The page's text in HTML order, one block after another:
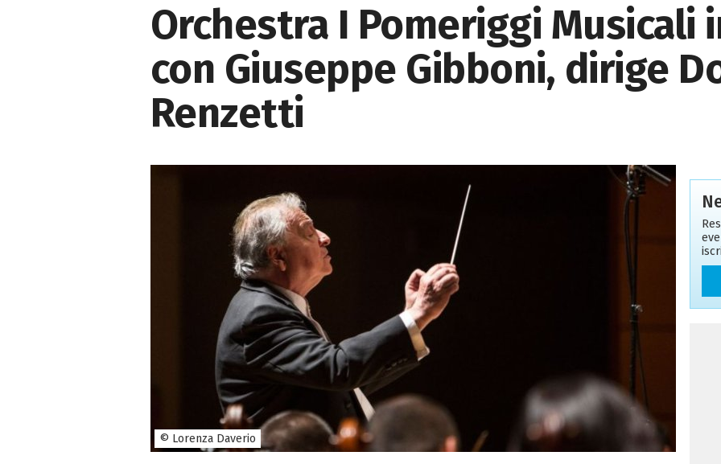
Orchestra I Pomeriggi Musicali
con Giuseppe Gibboni, dirige
Renzetti
© Lorenza Daverio